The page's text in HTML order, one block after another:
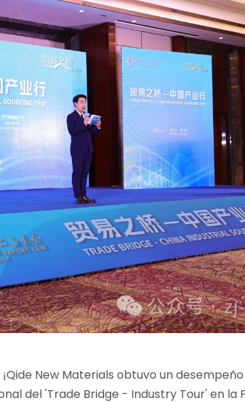
New Materials obtuvo un desempeño
del 'Trade Bridge - Industry Tour' en la